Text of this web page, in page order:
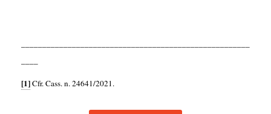
[1]Cfr. Cass. n. 24641/2021.